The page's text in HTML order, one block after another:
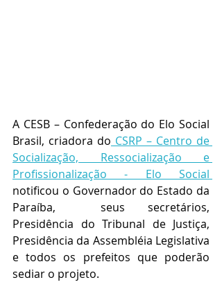
A CESB – Confederação do Elo Social
Brasil, criadora do CSRP – Centro de
Socialização, Ressocialização e
notificou o Governador do Estado da
Paraíba,  seus secretários,
Presidência do Tribunal de Justiça,
Presidência da Assembléia Legislativa
e todos os prefeitos que poderão
sediar o projeto.